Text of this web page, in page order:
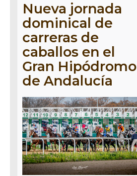
Nueva jornada
dominical de
carreras de
caballos en el
Gran Hipódromo
de Andalucía